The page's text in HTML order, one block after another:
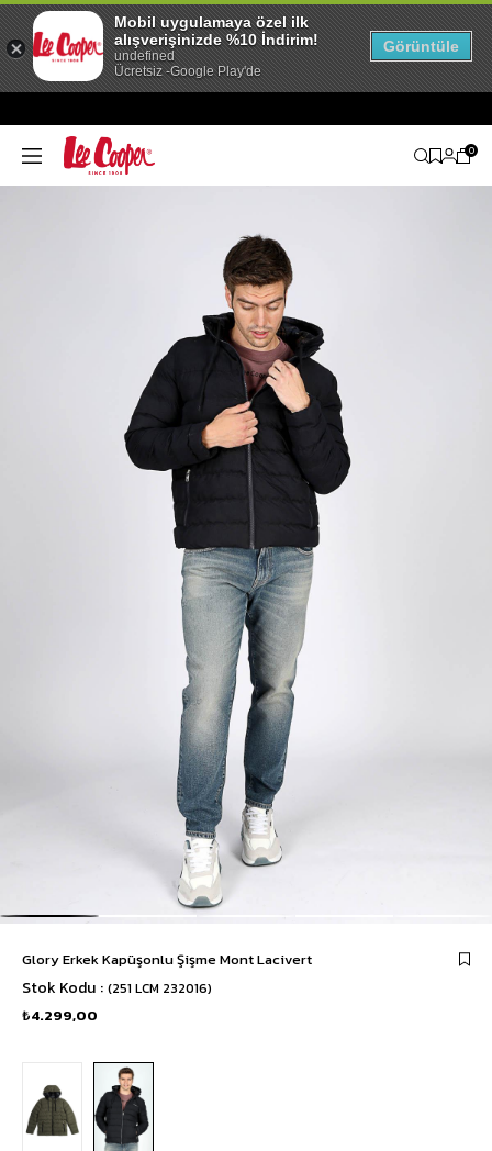
0
Glory Erkek Kapüşonlu Şişme Mont Lacivert
Stok Kodu (251 LCM 232016)
₺4.299,00
Mobil uygulamaya özel ilk
alışverişinizde %10 İndirim!
undefined
Ücretsiz -Google Play'de
Görüntüle